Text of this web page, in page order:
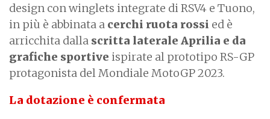
design con winglets integrate di RSV4 e Tuono,
in più è abbinata a cerchi ruota rossi ed è
arricchita dalla scritta laterale Aprilia e da
grafiche sportive ispirate al prototipo RS-GP
protagonista del Mondiale MotoGP 2023.
La dotazione è confermata